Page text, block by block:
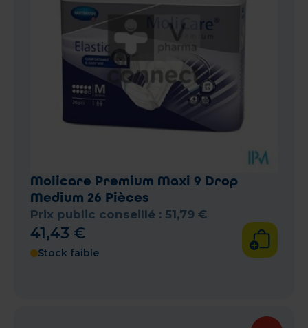
Molicare Premium Maxi 9 Drop
Medium 26 Pièces
Prix public conseillé : 51,79 €
41,43 €
Stock faible